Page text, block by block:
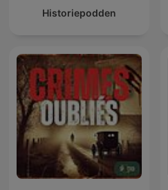
Historiepodden